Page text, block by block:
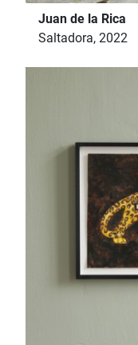
Juan de la Rica
Saltadora, 2022